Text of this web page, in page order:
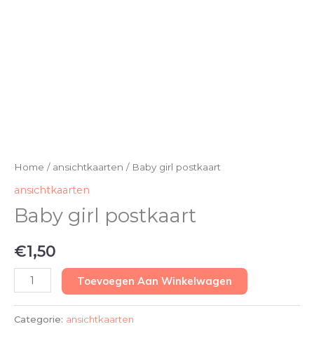
Home / ansichtkaarten / Baby girl postkaart
ansichtkaarten
Baby girl postkaart
€1,50
Toevoegen Aan Winkelwagen
Categorie: ansichtkaarten